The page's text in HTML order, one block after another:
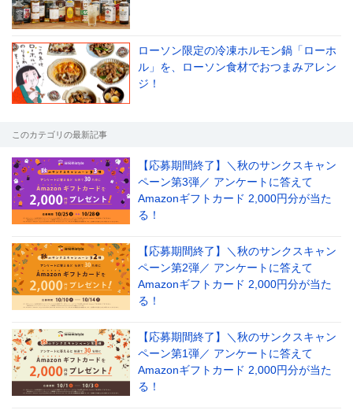
ノミスタイル] 公式twitterペ
エノミスタイル] 公式facebookペ
style[イエノミスタイル] 公式
ローソン限定の冷凍ホルモン鍋「ローホ
ル」を、ローソン食材でおつまみアレン
ジ！
このカテゴリの最新記事
【応募期間終了】＼秋のサンクスキャン
ペーン第3弾／ アンケートに答えて
Amazonギフトカード 2,000円分が当た
る！
【応募期間終了】＼秋のサンクスキャン
ペーン第2弾／ アンケートに答えて
Amazonギフトカード 2,000円分が当た
る！
【応募期間終了】＼秋のサンクスキャン
ペーン第1弾／ アンケートに答えて
Amazonギフトカード 2,000円分が当た
る！